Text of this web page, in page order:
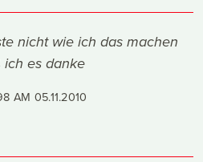
nicht wie ich das machen
es danke
AM 05.11.2010